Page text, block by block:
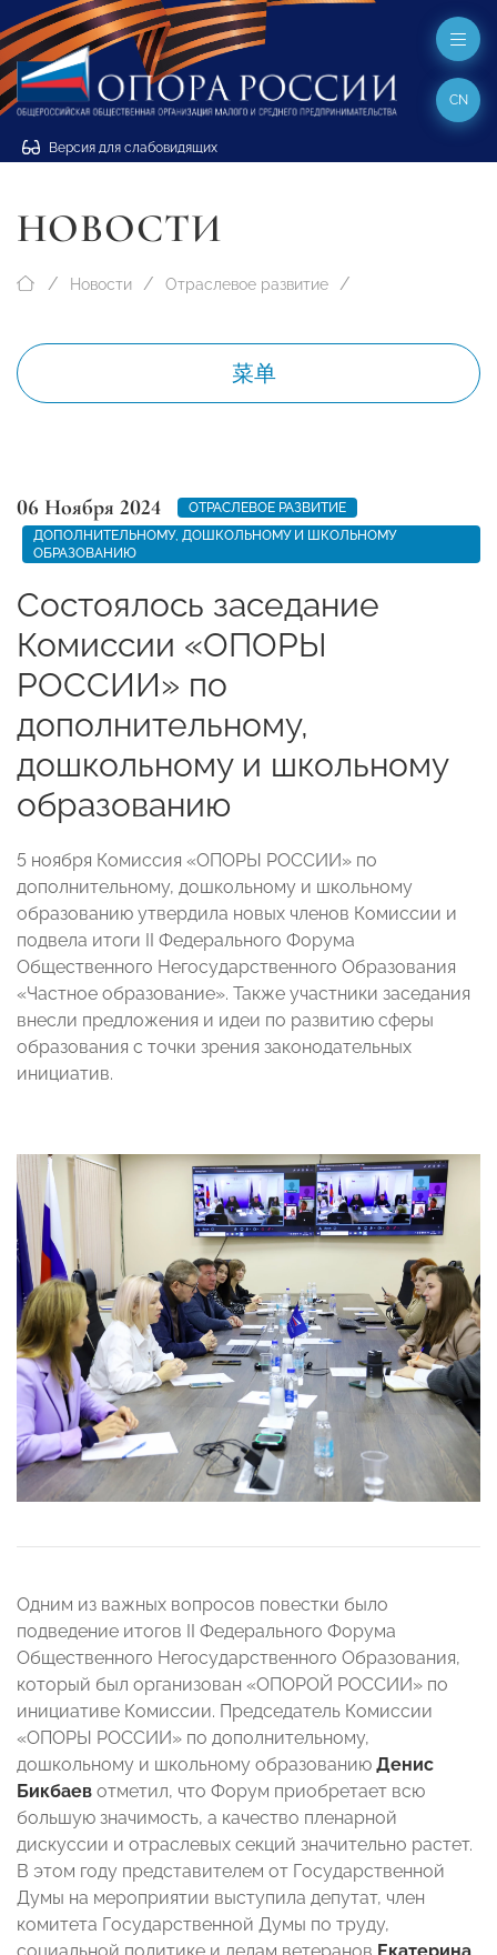
Версия для слабовидящих
CN
НОВОСТИ
Новости Отраслевое развитие
菜单
06 Ноября 2024
ОТРАСЛЕВОЕ РАЗВИТИЕ
ДОПОЛНИТЕЛЬНОМУ, ДОШКОЛЬНОМУ И ШКОЛЬНОМУ
ОБРАЗОВАНИЮ
Состоялось заседание
Комиссии «ОПОРЫ
РОССИИ» по
дополнительному,
дошкольному и школьному
образованию
5 ноября Комиссия «ОПОРЫ РОССИИ» по
дополнительному, дошкольному и школьному
образованию утвердила новых членов Комиссии и
подвела итоги II Федерального Форума
Общественного Негосударственного Образования
«Частное образование». Также участники заседания
внесли предложения и идеи по развитию сферы
образования с точки зрения законодательных
инициатив.
Одним из важных вопросов повестки было
подведение итогов II Федерального Форума
Общественного Негосударственного Образования,
который был организован «ОПОРОЙ РОССИИ» по
инициативе Комиссии. Председатель Комиссии
«ОПОРЫ РОССИИ» по дополнительному,
дошкольному и школьному образованию Денис
Бикбаев отметил, что Форум приобретает всю
большую значимость, а качество пленарной
дискуссии и отраслевых секций значительно растет.
В этом году представителем от Государственной
Думы на мероприятии выступила депутат, член
комитета Государственной Думы по труду,